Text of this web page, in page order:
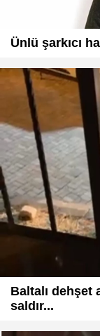
Ünlü şarkıcı
Baltalı dehşet
saldır...